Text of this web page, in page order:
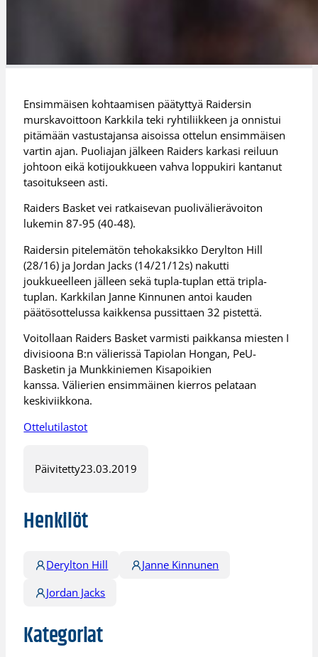
Ensimmäisen kohtaamisen päätyttyä Raidersin
murskavoittoon Karkkila teki ryhtiliikkeen ja onnistui
pitämään vastustajansa aisoissa ottelun ensimmäisen
vartin ajan. Puoliajan jälkeen Raiders karkasi reiluun
johtoon eikä kotijoukkueen vahva loppukiri kantanut
tasoitukseen asti.
Raiders Basket vei ratkaisevan puolivälierävoiton
lukemin 87-95 (40-48).
Raidersin pitelemätön tehokaksikko Derylton Hill
(28/16) ja Jordan Jacks (14/21/12s) nakutti
joukkueelleen jälleen sekä tupla-tuplan että tripla-
tuplan. Karkkilan Janne Kinnunen antoi kauden
päätösottelussa kaikkensa pussittaen 32 pistettä.
Voitollaan Raiders Basket varmisti paikkansa miesten I
divisioona B:n välierissä Tapiolan Hongan, PeU-
Basketin ja Munkkiniemen Kisapoikien
kanssa. Välierien ensimmäinen kierros pelataan
keskiviikkona.
Ottelutilastot
Päivitetty23.03.2019
Henkilöt
Derylton Hill
Janne Kinnunen
Jordan Jacks
Kategoriat